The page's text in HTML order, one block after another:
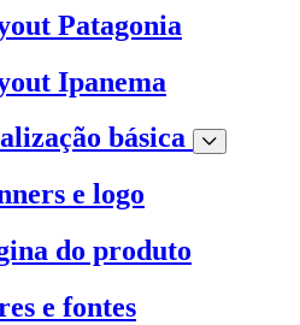
Patagonia
Ipanema
básica
e logo
do produto
e fontes